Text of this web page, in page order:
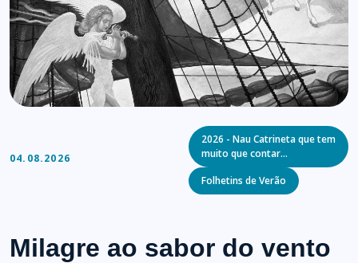
04.08.2026
Categories
2026 - Nau Catrineta que tem
muito que contar…
Folhetins de Verão
Milagre ao sabor do vento